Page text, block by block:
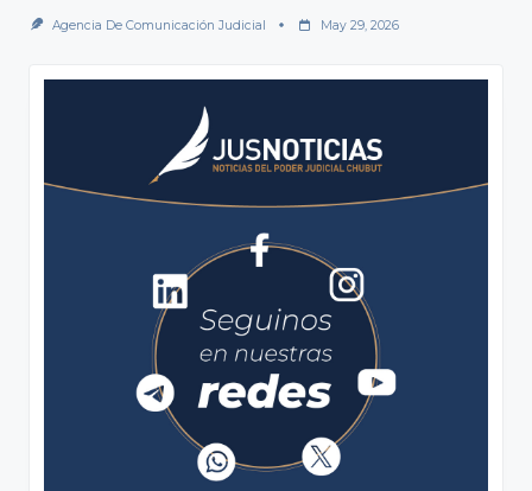
Agencia De Comunicación Judicial May 29, 2026